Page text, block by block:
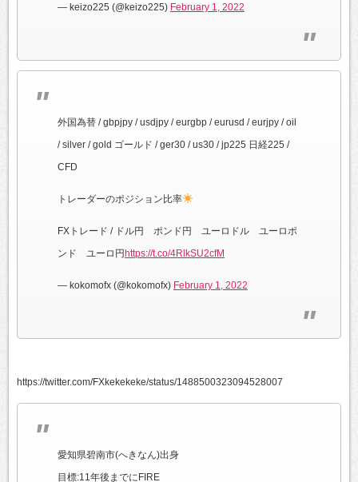
— keizo225 (@keizo225) February 1, 2022
外国為替 / gbpjpy / usdjpy / eurgbp / eurusd / eurjpy / oil
/ silver / gold ゴールド / ger30 / us30 / jp225 日経225 /
CFD
トレーダーのポジション比率
FXトレード / ドル円 ポンド円 ユーロドル ユーロポ
ンド ユーロ円https://t.co/4RlkSU2cfM
— kokomofx (@kokomofx) February 1, 2022
https://twitter.com/FXkekekeke/status/1488500323094528007
愛知県碧南市(へきなん)出身
目標:11年後までにFIRE